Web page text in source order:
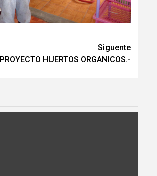
Siguente
PROYECTO HUERTOS ORGANICOS.-